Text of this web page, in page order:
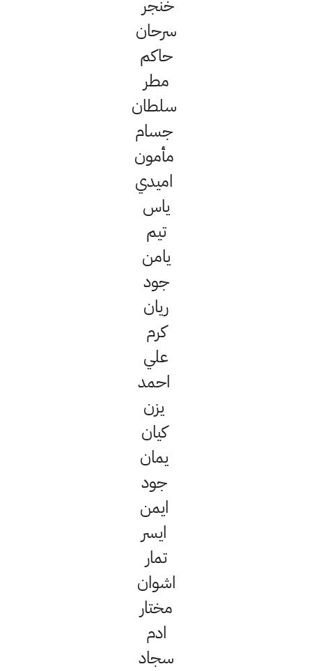
خنجر
سرحان
حاكم
مطر
سلطان
جسام
مأمون
اميدي
ياس
تيم
يامن
جود
ريان
كرم
علي
احمد
يزن
كيان
يمان
جود
ايمن
ايسر
تمار
اشوان
مختار
ادم
سجاد